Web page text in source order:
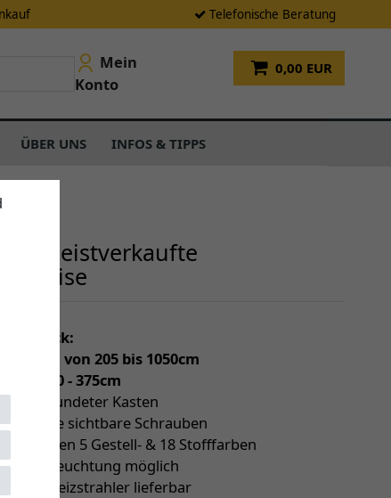
Telefonische Beratung
0,00 EUR
Mein
Konto
ÜBER UNS INFOS & TIPPS
meistverkaufte
Blick:
von 205 bis 1050cm
150 - 375cm
abgerundeter Kasten
ohne sichtbare Schrauben
zwischen 5 Gestell- & 18 Stofffarben
Beleuchtung möglich
mit Heizstrahler lieferbar